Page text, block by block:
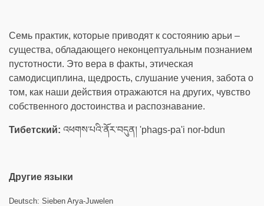
Семь практик, которые приводят к состоянию арьи –
существа, обладающего неконцептуальным познанием
пустотности. Это вера в факты, этическая
самодисциплина, щедрость, слушание учения, забота о
том, как наши действия отражаются на других, чувство
собственного достоинства и распознавание.
Тибетский: འཕགས་པའི་ནོར་བདུན། 'phags-pa'i nor-bdun
Другие языки
Deutsch: Sieben Arya-Juwelen